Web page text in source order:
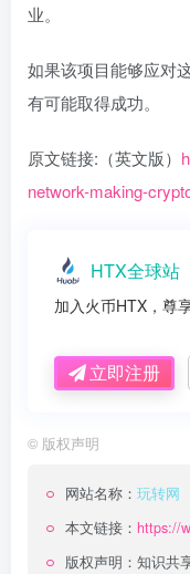
业。
如果该项目能够应对
有可能取得成功。
原文链接:（英文版）
network-making-
HTX全球站
加入火币HTX，尊
立即注册
© 版权声明
网站名称： 玩转网
本文链接： https://
版权声明： 知识共